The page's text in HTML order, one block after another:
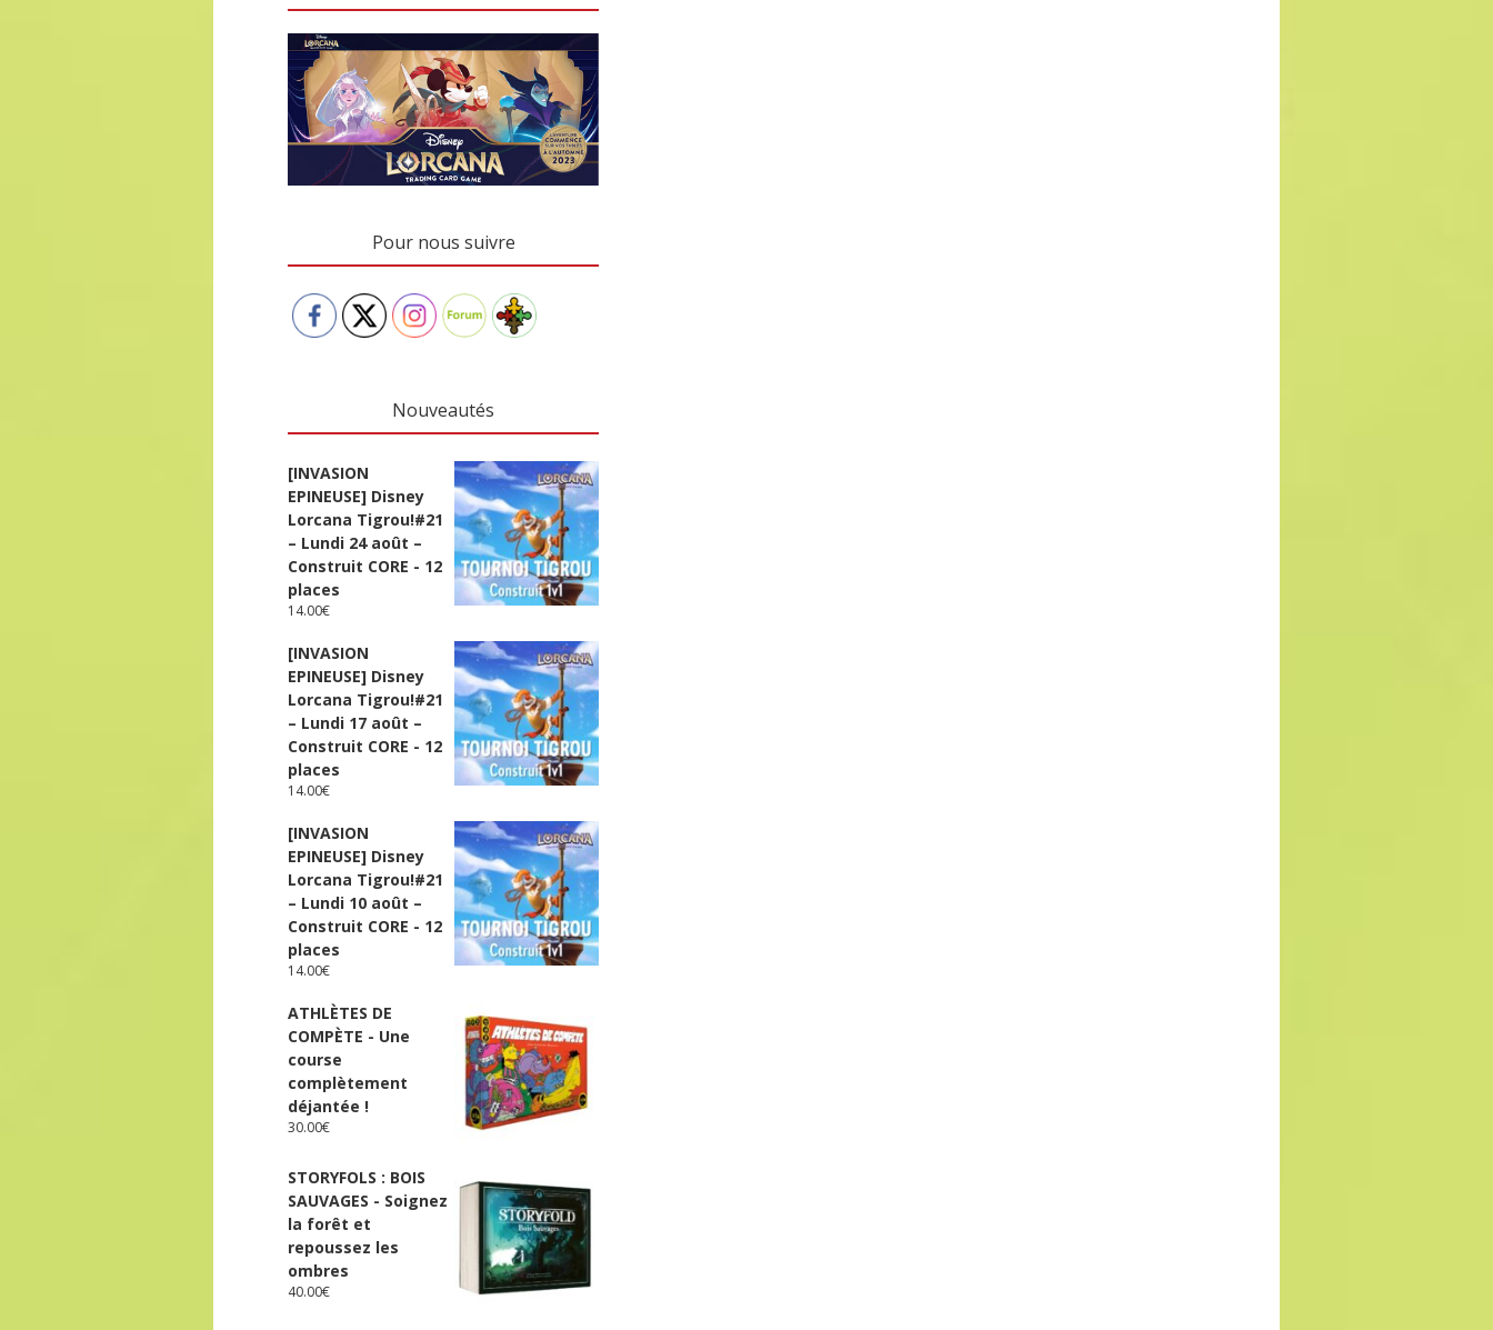
Pour nous suivre
Nouveautés
[INVASION
EPINEUSE] Disney
Lorcana Tigrou!#21
– Lundi 24 août –
Construit CORE - 12
places
14.00€
[INVASION
EPINEUSE] Disney
Lorcana Tigrou!#21
– Lundi 17 août –
Construit CORE - 12
places
14.00€
[INVASION
EPINEUSE] Disney
Lorcana Tigrou!#21
– Lundi 10 août –
Construit CORE - 12
places
14.00€
ATHLÈTES DE
COMPÈTE - Une
course
complètement
déjantée !
30.00€
STORYFOLS : BOIS
SAUVAGES - Soignez
la forêt et
repoussez les
ombres
40.00€